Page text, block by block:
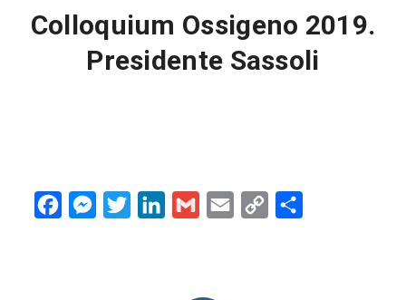
Colloquium Ossigeno 2019.
Presidente Sassoli
FacebookMessenger
Twitter LinkedInGmail Email
Copy